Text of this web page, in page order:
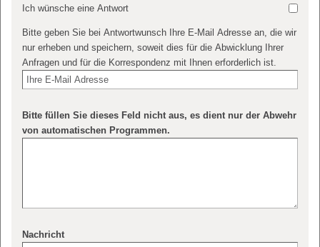
Ich wünsche eine Antwort
Bitte geben Sie bei Antwortwunsch Ihre E-Mail Adresse an, die wir
nur erheben und speichern, soweit dies für die Abwicklung Ihrer
Anfragen und für die Korrespondenz mit Ihnen erforderlich ist.
Bitte füllen Sie dieses Feld nicht aus, es dient nur der Abwehr
von automatischen Programmen.
Nachricht